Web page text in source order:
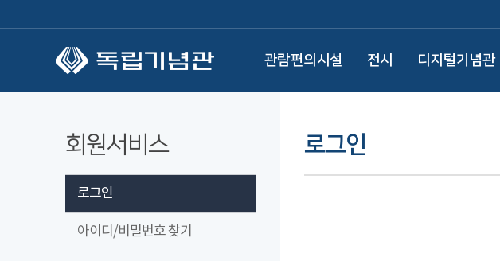
관람편의시설 전시 디지털기념관
회원서비스
로그인
아이디/비밀번호 찾기
로그인